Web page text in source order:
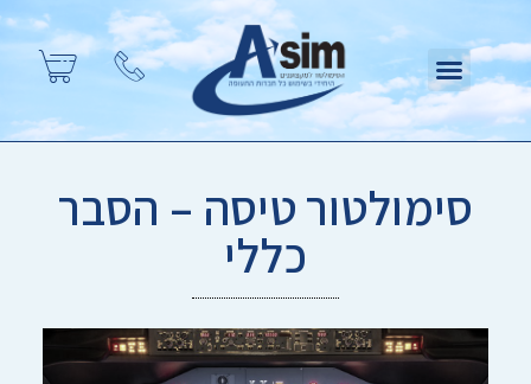
סימולטור טיסה – הסבר
כללי